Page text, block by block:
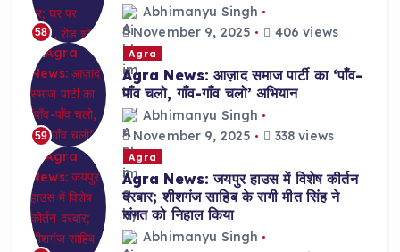
58
Abhimanyu Singh
November 9, 2025
406 views
59
Agra
Agra News: आज़ाद समाज पार्टी का ‘पाँव-
पाँव चलो, गाँव-गाँव चलो’ अभियान
Abhimanyu Singh
November 9, 2025
338 views
Agra
Agra News: जयपुर हाउस में विशेष कीर्तन
दरबार; शीशगंज साहिब के रागी मीत सिंह ने
संगत को निहाल किया
Abhimanyu Singh